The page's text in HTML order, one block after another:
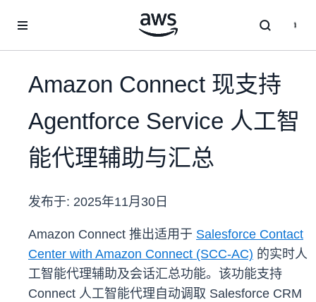
Amazon Connect 现支持
Agentforce Service 人工智
能代理辅助与汇总
发布于: 2025年11月30日
Amazon Connect 推出适用于 Salesforce Contact
Center with Amazon Connect (SCC-AC) 的实时人
工智能代理辅助及会话汇总功能。该功能支持
Connect 人工智能代理自动调取 Salesforce CRM